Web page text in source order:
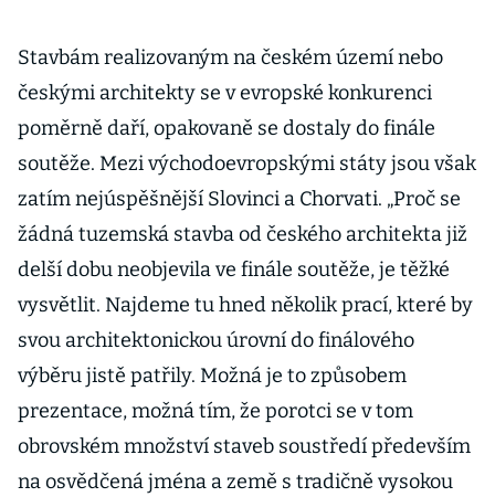
Stavbám realizovaným na českém území nebo
českými architekty se v evropské konkurenci
poměrně daří, opakovaně se dostaly do finále
soutěže. Mezi východoevropskými státy jsou však
zatím nejúspěšnější Slovinci a Chorvati. „Proč se
žádná tuzemská stavba od českého architekta již
delší dobu neobjevila ve finále soutěže, je těžké
vysvětlit. Najdeme tu hned několik prací, které by
svou architektonickou úrovní do finálového
výběru jistě patřily. Možná je to způsobem
prezentace, možná tím, že porotci se v tom
obrovském množství staveb soustředí především
na osvědčená jména a země s tradičně vysokou